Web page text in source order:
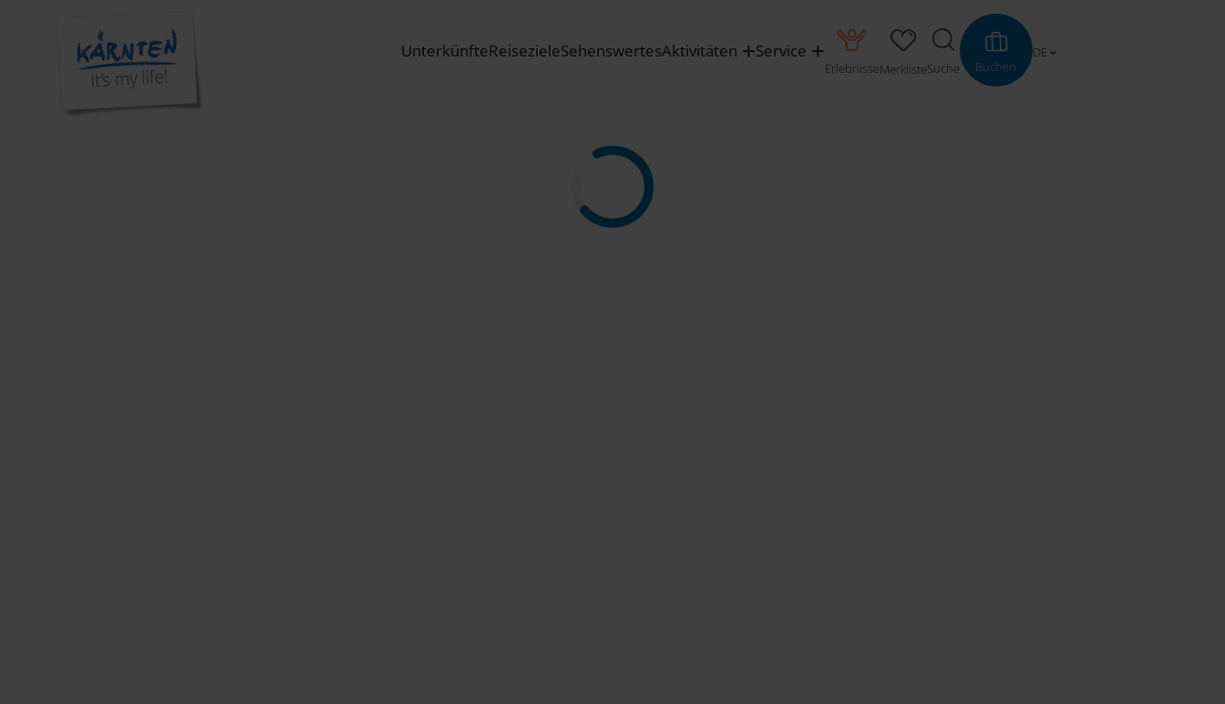
UnterkünfteReisezieleSehenswertesAktivitäten Service
ErlebnisseMerklisteSuche Buchen
DE